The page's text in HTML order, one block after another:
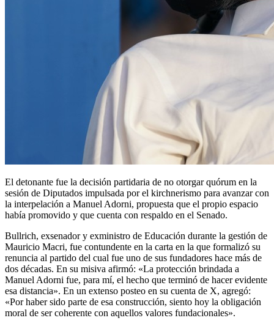
El detonante fue la decisión partidaria de no otorgar quórum en la
sesión de Diputados impulsada por el kirchnerismo para avanzar con
la interpelación a Manuel Adorni, propuesta que el propio espacio
había promovido y que cuenta con respaldo en el Senado.
Bullrich, exsenador y exministro de Educación durante la gestión de
Mauricio Macri, fue contundente en la carta en la que formalizó su
renuncia al partido del cual fue uno de sus fundadores hace más de
dos décadas. En su misiva afirmó: «La protección brindada a
Manuel Adorni fue, para mí, el hecho que terminó de hacer evidente
esa distancia». En un extenso posteo en su cuenta de X, agregó:
«Por haber sido parte de esa construcción, siento hoy la obligación
moral de ser coherente con aquellos valores fundacionales».